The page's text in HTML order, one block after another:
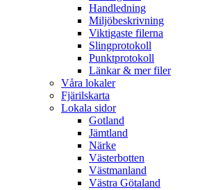
Handledning
Miljöbeskrivning
Viktigaste filerna
Slingprotokoll
Punktprotokoll
Länkar & mer filer
Våra lokaler
Fjärilskarta
Lokala sidor
Gotland
Jämtland
Närke
Västerbotten
Västmanland
Västra Götaland